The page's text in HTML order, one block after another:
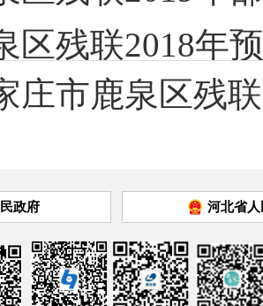
区残联2018年
庄市鹿泉区残